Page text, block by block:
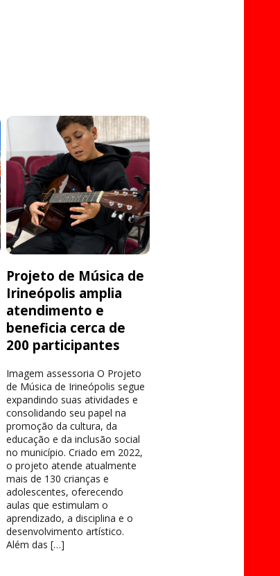
Projeto de Música de
Irineópolis amplia
atendimento e
beneficia cerca de
200 participantes
Imagem assessoria O Projeto
de Música de Irineópolis segue
expandindo suas atividades e
consolidando seu papel na
promoção da cultura, da
educação e da inclusão social
no município. Criado em 2022,
o projeto atende atualmente
mais de 130 crianças e
adolescentes, oferecendo
aulas que estimulam o
aprendizado, a disciplina e o
desenvolvimento artístico.
Além das […]